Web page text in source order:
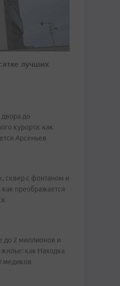
лучших
до
курорта: как
Арсеньев
сквер с фонтаном и
как преображается
до 2 миллионов и
как Находка
медиков